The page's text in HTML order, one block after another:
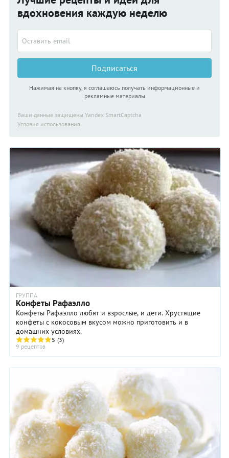
вдохновения каждую неделю
Подписаться
Нажимая на кнопку, я соглашаюсь получать информационные и
рекламные материалы
Ваши данные защищены Yandex SmartCaptcha
Условия использования
ГРУППА
Конфеты Рафаэлло
Конфеты Рафаэлло любят и взрослые, и дети. Хрустящие
конфеты с кокосовым вкусом можно приготовить и в
домашних условиях.
5 (3)
9 рецептов